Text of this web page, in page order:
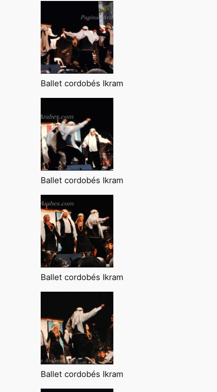
Ballet cordobés Ikram
Ballet cordobés Ikram
Ballet cordobés Ikram
Ballet cordobés Ikram